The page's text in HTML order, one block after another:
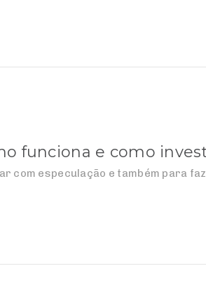
funciona e como
com especulação e também para